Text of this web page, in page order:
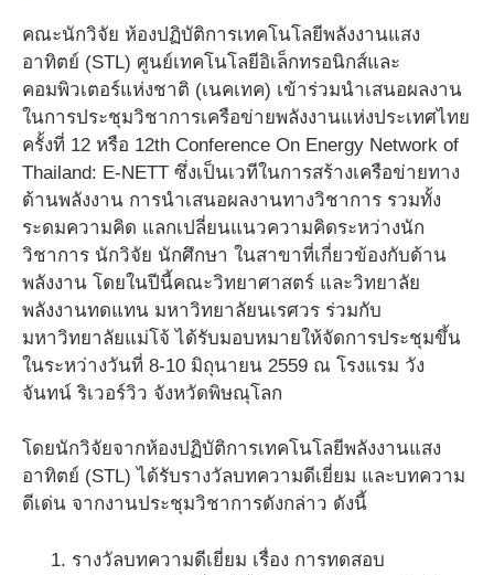
คณะนักวิจัย ห้องปฏิบัติการเทคโนโลยีพลังงานแสง
อาทิตย์ (STL) ศูนย์เทคโนโลยีอิเล็กทรอนิกส์และ
คอมพิวเตอร์แห่งชาติ (เนคเทค) เข้าร่วมนำเสนอผลงาน
ในการประชุมวิชาการเครือข่ายพลังงานแห่งประเทศไทย
ครั้งที่ 12 หรือ 12th Conference On Energy Network of
Thailand: E-NETT ซึ่งเป็นเวทีในการสร้างเครือข่ายทาง
ด้านพลังงาน การนำเสนอผลงานทางวิชาการ รวมทั้ง
ระดมความคิด แลกเปลี่ยนแนวความคิดระหว่างนัก
วิชาการ นักวิจัย นักศึกษา ในสาขาที่เกี่ยวข้องกับด้าน
พลังงาน โดยในปีนี้คณะวิทยาศาสตร์ และวิทยาลัย
พลังงานทดแทน มหาวิทยาลัยนเรศวร ร่วมกับ
มหาวิทยาลัยแม่โจ้ ได้รับมอบหมายให้จัดการประชุมขึ้น
ในระหว่างวันที่ 8-10 มิถุนายน 2559 ณ โรงแรม วัง
จันทน์ ริเวอร์วิว จังหวัดพิษณุโลก
โดยนักวิจัยจากห้องปฏิบัติการเทคโนโลยีพลังงานแสง
อาทิตย์ (STL) ได้รับรางวัลบทความดีเยี่ยม และบทความ
ดีเด่น จากงานประชุมวิชาการดังกล่าว ดังนี้
1. รางวัลบทความดีเยี่ยม เรื่อง การทดสอบ